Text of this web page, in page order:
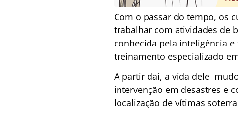
Com o passar do tempo, os
trabalhar com atividades de
conhecida pela inteligência
treinamento especializado
A partir daí, a vida dele
intervenção em desastres e
localização de vítimas